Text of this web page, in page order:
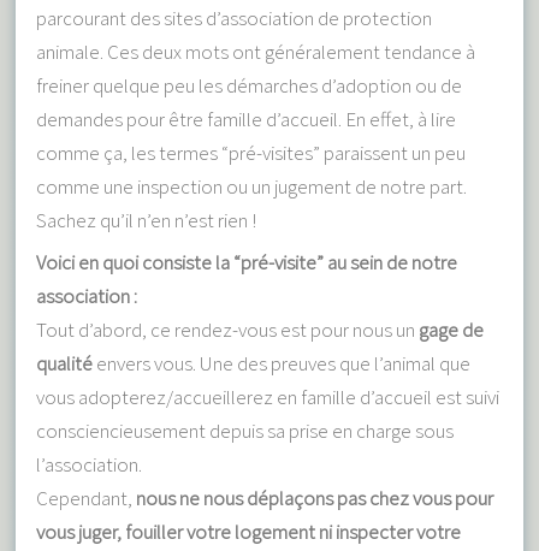
parcourant des sites d’association de protection
animale. Ces deux mots ont généralement tendance à
freiner quelque peu les démarches d’adoption ou de
demandes pour être famille d’accueil. En effet, à lire
comme ça, les termes “pré-visites” paraissent un peu
comme une inspection ou un jugement de notre part.
Sachez qu’il n’en n’est rien !
Voici en quoi consiste la “pré-visite” au sein de notre
association :
Tout d’abord, ce rendez-vous est pour nous un gage de
qualitéenvers vous. Une des preuves que l’animal que
vous adopterez/accueillerez en famille d’accueil est suivi
consciencieusement depuis sa prise en charge sous
l’association.
Cependant, nous ne nous déplaçons pas chez vous pour
vous juger, fouiller votre logement ni inspecter votre